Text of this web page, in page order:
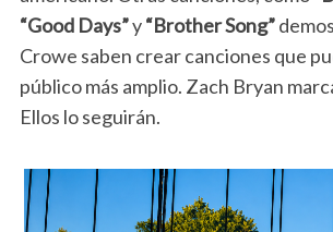
“Good Days”y“Brother Song”
Crowe saben crear canciones que
público más amplio. Zach Bryan
Ellos lo seguirán.